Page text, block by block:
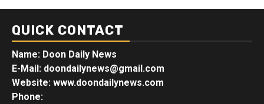
QUICK CONTACT
Name: Doon Daily News
E-Mail: doondailynews@gmail.com
Website: www.doondailynews.com
Phone: